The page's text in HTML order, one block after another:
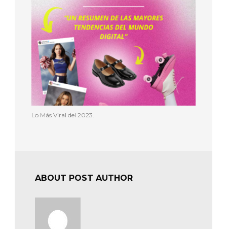
Lo Más Viral del 2023.
ABOUT POST AUTHOR